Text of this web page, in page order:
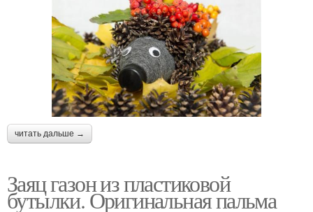
читать дальше →
Заяц газон из пластиковой
бутылки. Оригинальная пальма